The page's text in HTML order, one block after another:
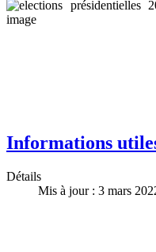
Informations
Détails
Mis à jour : 3 mars